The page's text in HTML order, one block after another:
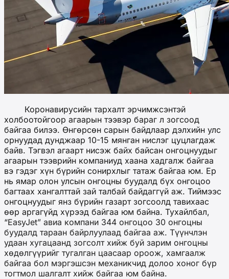
Коронавирусийн тархалт эрчимжсэнтэй
холбоотойгоор агаарын тээвэр бараг л зогсоод
байгаа билээ. Өнгөрсөн сарын байдлаар дэлхийн улс
орнуудад дунджаар 10-15 мянган нислэг цуцлагдаж
байв. Тэгвэл агаарт нисэж байх байсан онгоцнуудыг
агаарын тээврийн компаниуд хаана хадгалж байгаа
вэ гэдэг хүн бүрийн сонирхлыг татаж байгаа юм. Ер
нь ямар олон улсын онгоцны буудалд бүх онгоцоо
багтаах хангалттай зай талбай байдаггүй аж. Тиймээс
онгоцнуудыг янз бүрийн газарт зогсоолд тавихаас
өөр аргагүйд хүрээд байгаа юм байна. Тухайлбал,
“EasyJet” авиа компани 344 онгоцоо 30 онгоцны
буудалд тараан байрлуулаад байгаа аж. Түүнчлэн
удаан хугацаанд зогсолт хийж буй зарим онгоцны
хөдөлгүүрийг тугалган цаасаар ороож, хамгаалж
байгаа бол мэргэшсэн механикчид долоо хоног бүр
тогтмол шалгалт хийж байгаа юм байна.